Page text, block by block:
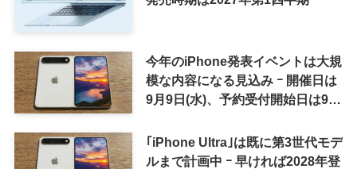
今年のiPhone発表イベントは大規
模な内容になる見込み ｰ 開催日は
9月9日(水)、予約受付開始日は9月
｢iPhone Ultra｣は既に第3世代モデ
ルまで計画中 ｰ 早ければ2028年登